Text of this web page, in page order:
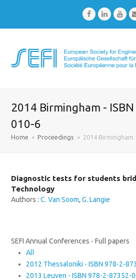
FacebookLinkedIn
2014 Birmingham -
010-6
Home » Proceedings » 2014 Birmingham
Diagnostic tests for students
Technology
Authors :C. Van Soom,G. Langie
SEFI Annual Conferences - Full papers
All
2012 Thessaloniki - ISBN 978-2-
2013 Leuven - ISBN 978-2-87352-